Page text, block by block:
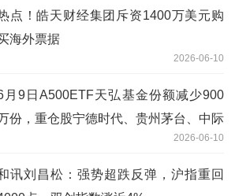
点！皓天财经集团斥资1400万美元购
海外票据
2026-06-10
月9日A500ETF天弘基金份额减少900
份，重仓股宁德时代、贵州茅台、中际
2026-06-10
讯刘昌松：强势超跌反弹，沪指重回